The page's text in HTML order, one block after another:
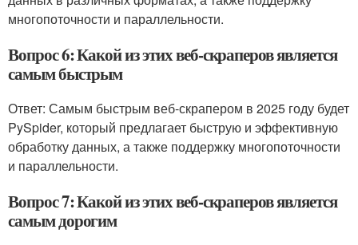
многопоточности и параллельности.
Вопрос 6: Какой из этих веб-скраперов является
самым быстрым
Ответ: Самым быстрым веб-скрапером в 2025 году будет
PySpider, который предлагает быструю и эффективную
обработку данных, а также поддержку многопоточности
и параллельности.
Вопрос 7: Какой из этих веб-скраперов является
самым дорогим